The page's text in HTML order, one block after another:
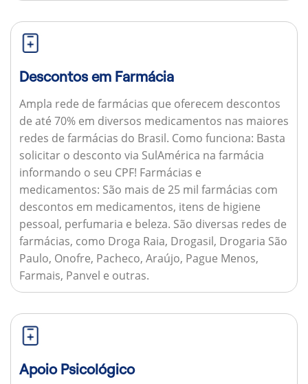
Descontos em Farmácia
Ampla rede de farmácias que oferecem descontos
de até 70% em diversos medicamentos nas maiores
redes de farmácias do Brasil. Como funciona: Basta
solicitar o desconto via SulAmérica na farmácia
informando o seu CPF! Farmácias e
medicamentos: São mais de 25 mil farmácias com
descontos em medicamentos, itens de higiene
pessoal, perfumaria e beleza. São diversas redes de
farmácias, como Droga Raia, Drogasil, Drogaria São
Paulo, Onofre, Pacheco, Araújo, Pague Menos,
Farmais, Panvel e outras.
Apoio Psicológico